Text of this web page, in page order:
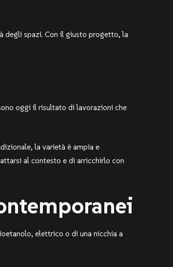
degli spazi. Con il giusto progetto, la
oggi il risultato di lavorazioni che
la varietà è ampia e
al contesto e di arricchirlo con
elettrico o di una nicchia a